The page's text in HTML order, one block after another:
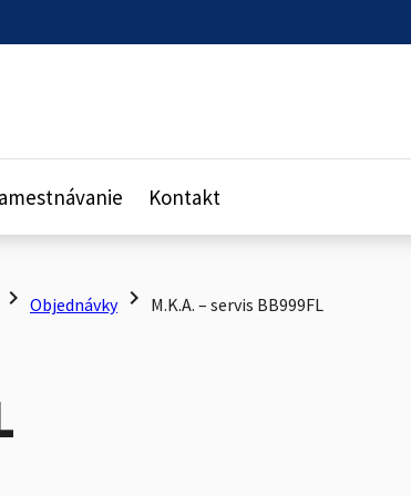
Kontakt
chevron_right Objednávky chevron_right M.K.A. – servis BB999FL